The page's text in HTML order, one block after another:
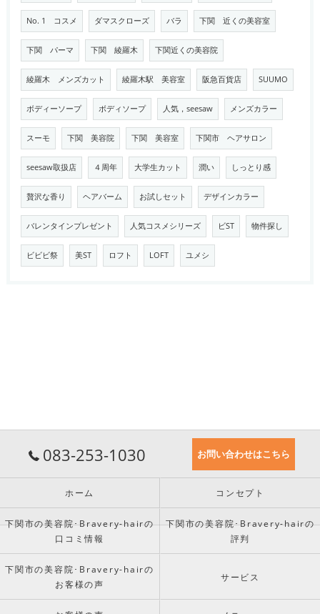
No. 1 コスメ ダマスクローズ バラ 下関 近くの美容室
下関 パーマ 下関 綾羅木 下関近くの美容院
綾羅木 メンズカット 綾羅木駅 美容室 阪急百貨店 SUUMO
ボディーソープ ボディソープ 人気，seesaw メンズカラー
スーモ 下関 美容院 下関 美容室 下関市 ヘアサロン
seesaw取扱店 ４周年 大学生カット 潤い しっとり感
贅沢な香り ヘアバーム お試しセット デザインカラー
バレンタインプレゼント 人気コスメシリーズ ビST 物件探し
ビビビ祭 美ST ロフト LOFT ユメシ
083-253-1030 お問い合わせはこちら
ホーム コンセプト
下関市の美容院･Bravery-hairの
口コミ情報
下関市の美容院･Bravery-hairの
評判
下関市の美容院･Bravery-hairの
お客様の声
サービス